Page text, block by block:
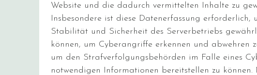
Website und die dadurch vermittelten Inhalte zu
Insbesondere ist diese Datenerfassung erforderlich,
Stabilität und Sicherheit des Serverbetriebs
können, um Cyberangriffe erkennen und abwehren
um den Strafverfolgungsbehörden im Falle eines
notwendigen Informationen bereitstellen zu können.